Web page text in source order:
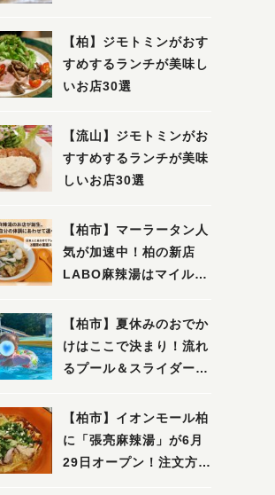
【柏】ジモトミンがおす
すめするランチが美味し
いお店30選
【流山】ジモトミンがお
すすめするランチが美味
しいお店30選
【柏市】マーラータン人
気が加速中！柏の新店
LABO麻辣湯はマイルド
【柏市】夏休みのおでか
けはここで決まり！流れ
るプール＆スライダーに
ル」を親子で満喫してき
ました！
【柏市】イオンモール柏
に「張亮麻辣湯」が6月
29日オープン！注文方法